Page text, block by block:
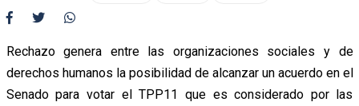
Rechazo genera entre las organizaciones sociales y de
derechos humanos la posibilidad de alcanzar un acuerdo en el
Senado para votar el TPP11 que es considerado por las